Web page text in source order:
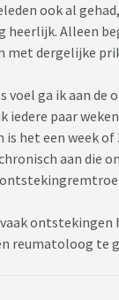
ook al
heerlijk. Alleen
met dergelijke
voel ga ik aan
iedere paar
het een week
aan die
ontstekingen
reumatoloog te